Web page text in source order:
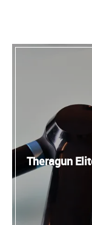
Theragun